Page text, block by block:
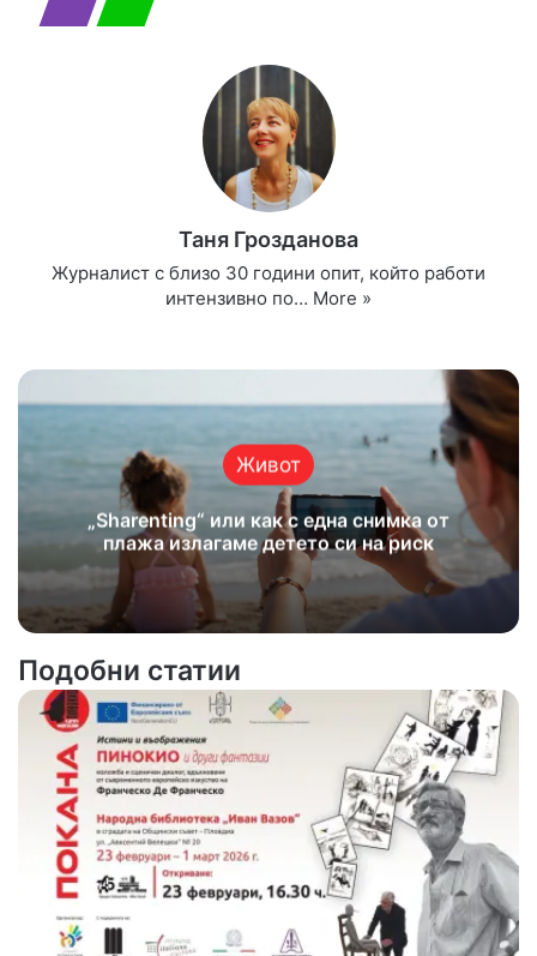
Таня Грозданова
Журналист с близо 30 години опит, който работи
интензивно по… More »
Живот
„Sharenting“ или как с една снимка от
плажа излагаме детето си на риск
Подобни статии